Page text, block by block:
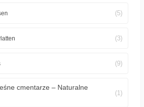
(5)
(3)
(9)
cmentarze – Naturalne
(1)